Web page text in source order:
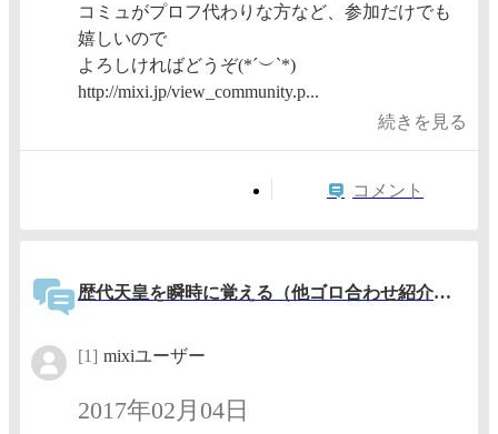
コミュがプロフ代わりな方など、参加だけでも
嬉しいので
よろしければどうぞ(*´︶`*)
http://mixi.jp/view_community.p...
続きを見る
コメント
歴代天皇を瞬時に覚える（他ゴロ合わせ紹介予定）
[1] mixiユーザー
2017年02月04日